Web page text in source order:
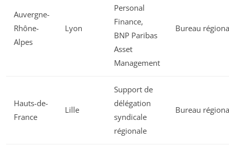
Auvergne-
Rhône-
Alpes
Lyon
Personal
Finance,
BNP Paribas
Asset
Management
Bureau
Hauts-de-
France
Lille
Support de
délégation
syndicale
régionale
Bureau